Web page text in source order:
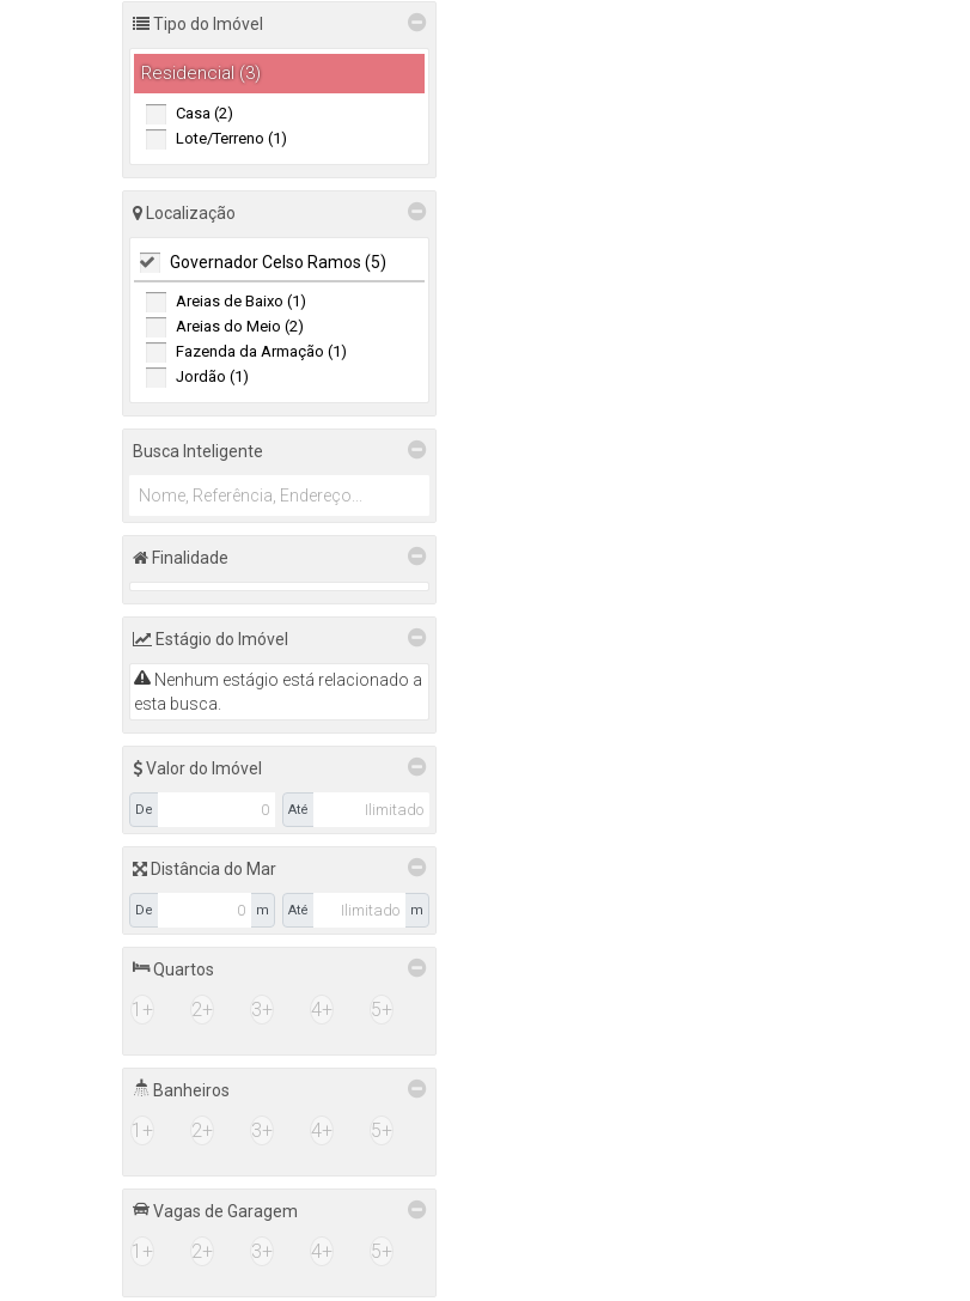
Tipo do Imóvel
Residencial (3)
Casa (2)
Lote/Terreno (1)
Localização
Governador Celso Ramos (5)
Areias de Baixo (1)
Areias do Meio (2)
Fazenda da Armação (1)
Jordão (1)
Busca Inteligente
Finalidade
Estágio do Imóvel
Nenhum estágio está relacionado a
esta busca.
Valor do Imóvel
De Até
Distância do Mar
De m Até m
Quartos
1+ 2+ 3+ 4+ 5+
Banheiros
1+ 2+ 3+ 4+ 5+
Vagas de Garagem
1+ 2+ 3+ 4+ 5+